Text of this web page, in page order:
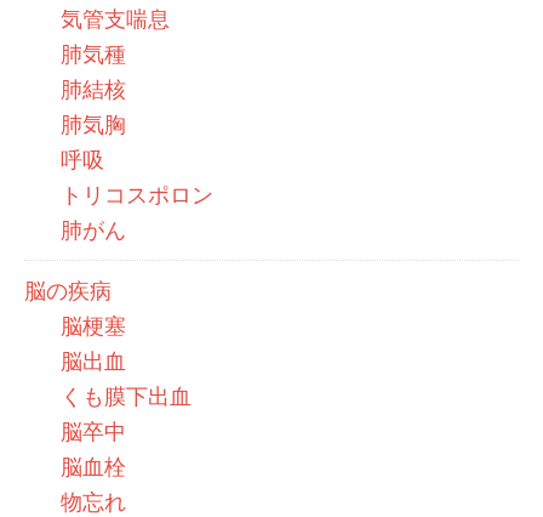
気管支喘息
肺気種
肺結核
肺気胸
呼吸
トリコスポロン
肺がん
脳の疾病
脳梗塞
脳出血
くも膜下出血
脳卒中
脳血栓
物忘れ